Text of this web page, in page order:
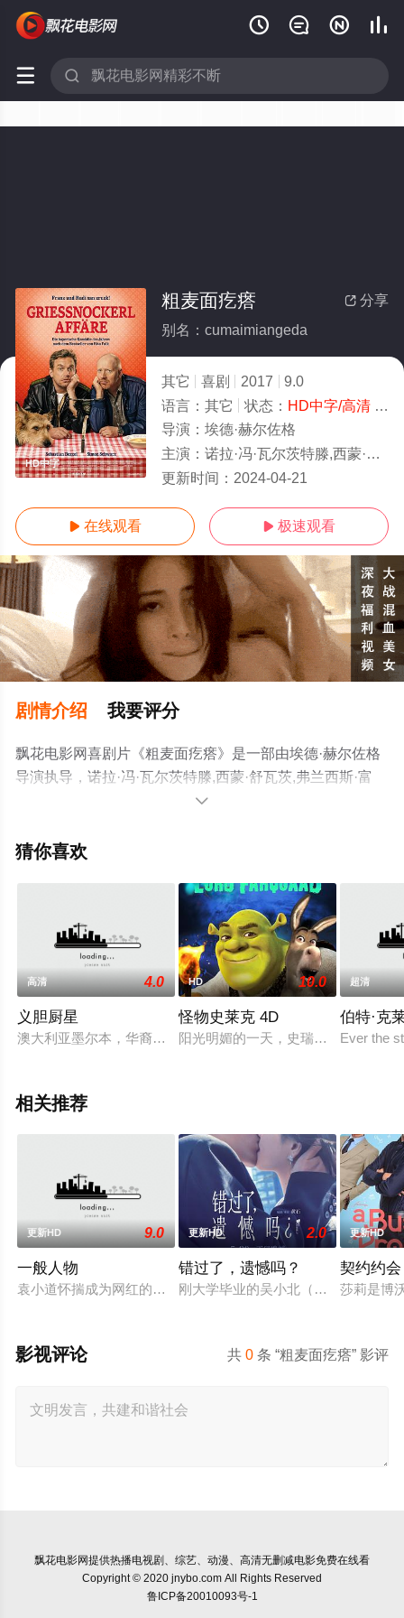
   
 
HD中字
 分享
粗麦面疙瘩
别名：cumaimiangeda
其它 喜剧 2017
9.0
语言： 其它 状态： HD中字/高清- 免费在线播放
导演： 埃德·赫尔佐格
主演： 诺拉·冯·瓦尔茨特滕,西蒙·舒瓦茨,弗兰西斯·富顿-史密斯,
更新时间： 2024-04-21
 在线观看  极速观看
剧情介绍 我要评分
飘花电影网喜剧片《粗麦面疙瘩》是一部由埃德·赫尔佐格
导演执导，诺拉·冯·瓦尔茨特滕,西蒙·舒瓦茨,弗兰西斯·富
顿-史密斯,莉莉丝·斯坦根博格,塞巴斯蒂安·贝策尔,丽萨·波
普,Daniel,Christensen,弗莱德雷克·林克曼,Thomas,Kress
减完整版电影大全就上飘花影院，更多相关信息可移步至
豆瓣电影、电视猫或剧情网等平台了解。

猜你喜欢
高清 4.0
义胆厨星
澳大利亚墨尔本，华裔厨师积奇是当地小有名气的人物，定期在
HD 10.0
怪物史莱克 4D
阳光明媚的一天，史瑞克（迈克·梅
超清
伯特·克
Ever the
相关推荐
更新HD 9.0
一般人物
袁小道怀揣成为网红的梦想创作短视频，并与周小乙等人组建
更新HD 2.0
错过了，遗憾吗？
刚大学毕业的吴小北（庄达菲 饰）
更新HD
契约约会
莎莉是博
共0 条 “粗麦面疙瘩” 影评
影视评论
飘花电影网提供热播电视剧、综艺、动漫、高清无删减电影免费在线看
Copyright © 2020 jnybo.com All Rights Reserved
鲁ICP备20010093号-1